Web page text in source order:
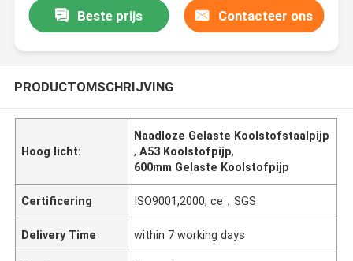
Beste prijs Contacteer ons
PRODUCTOMSCHRIJVING
Hoog licht:
Naadloze Gelaste Koolstofstaalpijp
,A53 Koolstofpijp,
600mm Gelaste Koolstofpijp
Certificering ISO9001,2000, ce，SGS
Delivery Time within 7 working days